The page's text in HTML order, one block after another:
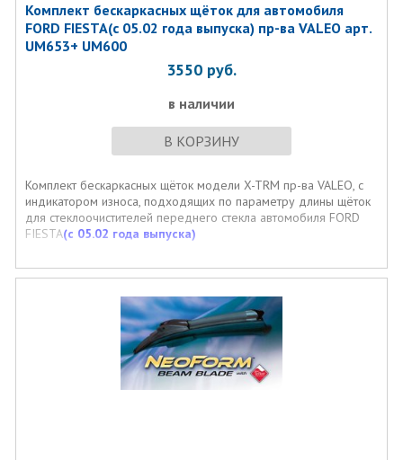
Комплект бескаркасных щёток для автомобиля
FORD FIESTA(с 05.02 года выпуска) пр-ва VALEO арт.
UM653+ UM600
3550 руб.
в наличии
В КОРЗИНУ
Комплект бескаркасных щёток модели X-TRM пр-ва VALEO, с
индикатором износа, подходящих по параметру длины щёток
для стеклоочистителей переднего стекла автомобиля FORD
FIESTA(с 05.02 года выпуска)